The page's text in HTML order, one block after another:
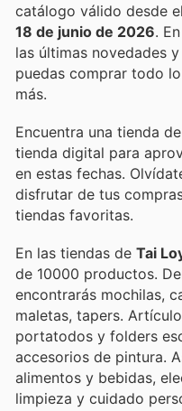
catálogo válido desde el
18 de junio de 2026 .
las últimas novedades
puedas comprar todo
más.
Encuentra una tienda de
tienda digital para
en estas fechas.
disfrutar de tus
tiendas favoritas.
En las tiendas de Tai
de 10000 productos.
encontrarás mochilas,
maletas, tapers.
portatodos y folders
accesorios de pintura.
alimentos y bebidas,
limpieza y cuidado